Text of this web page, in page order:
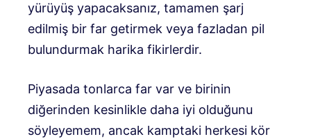
yürüyüş yapacaksanız, tamamen şarj
edilmiş bir far getirmek veya fazladan pil
bulundurmak harika fikirlerdir.
Piyasada tonlarca far var ve birinin
diğerinden kesinlikle daha iyi olduğunu
söyleyemem, ancak kamptaki herkesi kör